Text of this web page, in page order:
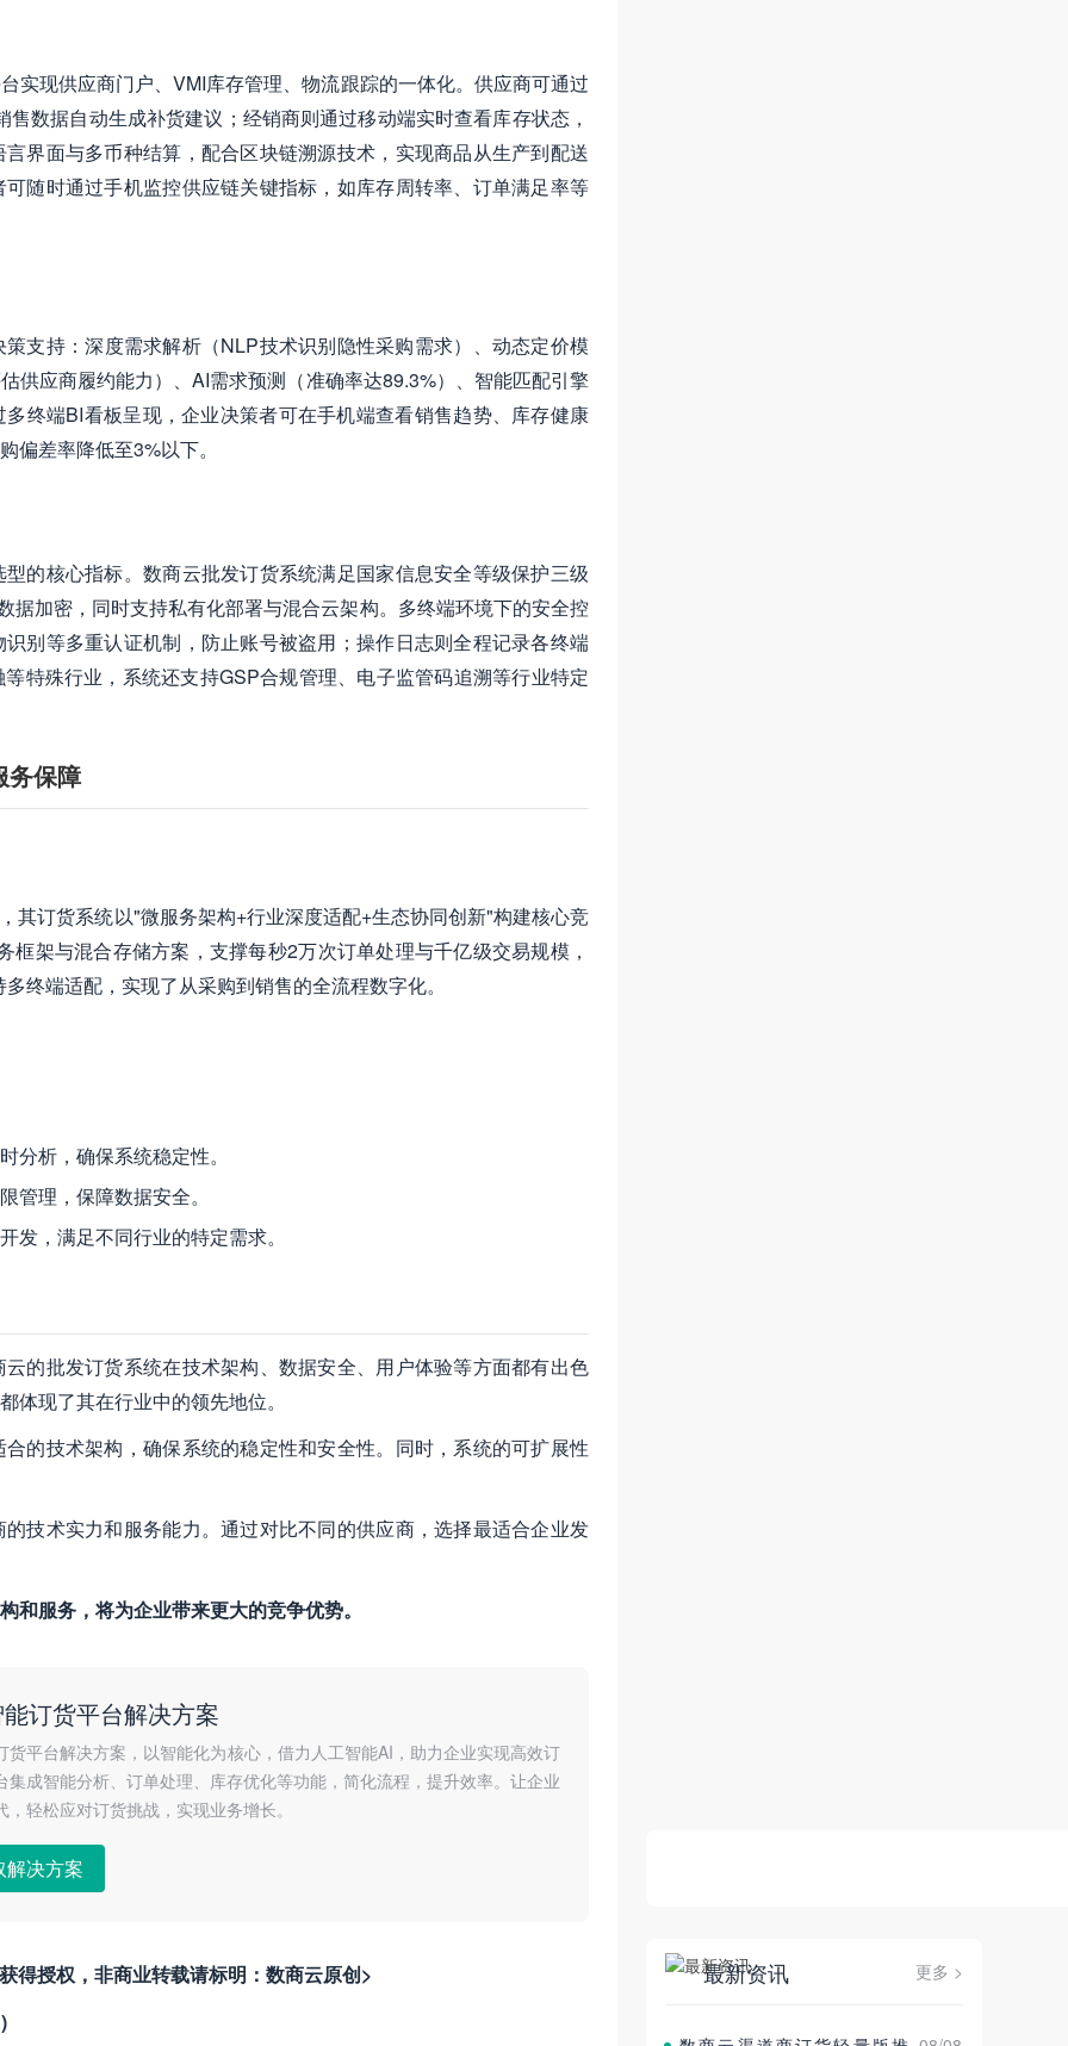
实现供应商门户、VMI库存管理、物流跟踪的一体化。供应商可通过
数据自动生成补货建议；经销商则通过移动端实时查看库存状态，
界面与多币种结算，配合区块链溯源技术，实现商品从生产到配送
随时通过手机监控供应链关键指标，如库存周转率、订单满足率等
支持：深度需求解析（NLP技术识别隐性采购需求）、动态定价模
供应商履约能力）、AI需求预测（准确率达89.3%）、智能匹配引擎
终端BI看板呈现，企业决策者可在手机端查看销售趋势、库存健康
偏差率降低至3%以下。
的核心指标。数商云批发订货系统满足国家信息安全等级保护三级
加密，同时支持私有化部署与混合云架构。多终端环境下的安全控
别等多重认证机制，防止账号被盗用；操作日志则全程记录各终端
特殊行业，系统还支持GSP合规管理、电子监管码追溯等行业特定
务保障
其订货系统以"微服务架构+行业深度适配+生态协同创新"构建核心竞
架与混合存储方案，支撑每秒2万次订单处理与千亿级交易规模，
终端适配，实现了从采购到销售的全流程数字化。
分析，确保系统稳定性。
管理，保障数据安全。
发，满足不同行业的特定需求。
的批发订货系统在技术架构、数据安全、用户体验等方面都有出色
体现了其在行业中的领先地位。
的技术架构，确保系统的稳定性和安全性。同时，系统的可扩展性
技术实力和服务能力。通过对比不同的供应商，选择最适合企业发
服务，将为企业带来更大的竞争优势。
订货平台解决方案
货平台解决方案，以智能化为核心，借力人工智能AI，助力企业实现高效订
集成智能分析、订单处理、库存优化等功能，简化流程，提升效率。让企业
，轻松应对订货挑战，实现业务增长。
解决方案
得授权，非商业转载请标明：数商云原创>
最新资讯 更多 >